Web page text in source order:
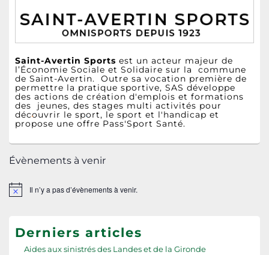
Saint-Avertin Sports est un acteur majeur de
l’Économie Sociale et Solidaire sur la commune
de Saint-Avertin. Outre sa vocation première de
permettre la pratique sportive, SAS développe
des actions de création d'emplois et formations
des jeunes, des stages multi activités pour
découvrir le sport, le sport et l'handicap et
propose une offre Pass'Sport Santé.
Évènements à venir
Notice Il n’y a pas d’évènements à venir.
Derniers articles
Aides aux sinistrés des Landes et de la Gironde